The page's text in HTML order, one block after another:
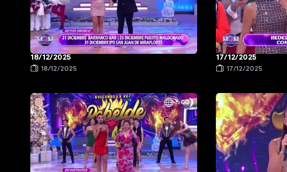
18/12/2025
18/12/2025
17/12/2025
17/12/2025